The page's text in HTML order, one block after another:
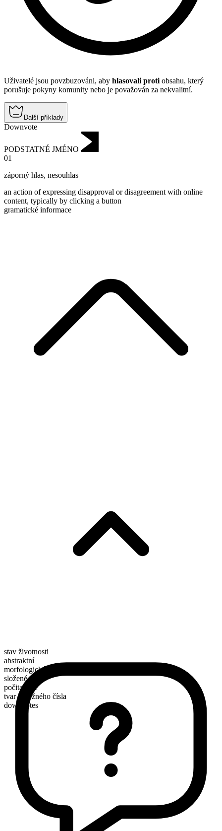
Uživatelé jsou povzbuzováni, aby hlasovali proti obsahu, který
porušuje pokyny komunity nebo je považován za nekvalitní.
Další příklady
Downvote
PODSTATNÉ JMÉNO
01
záporný hlas, nesouhlas
an action of expressing disapproval or disagreement with online
content, typically by clicking a button
gramatické informace
stav životnosti
abstraktní
morfologické složení
složené
počitatelné
tvar množného čísla
downvotes